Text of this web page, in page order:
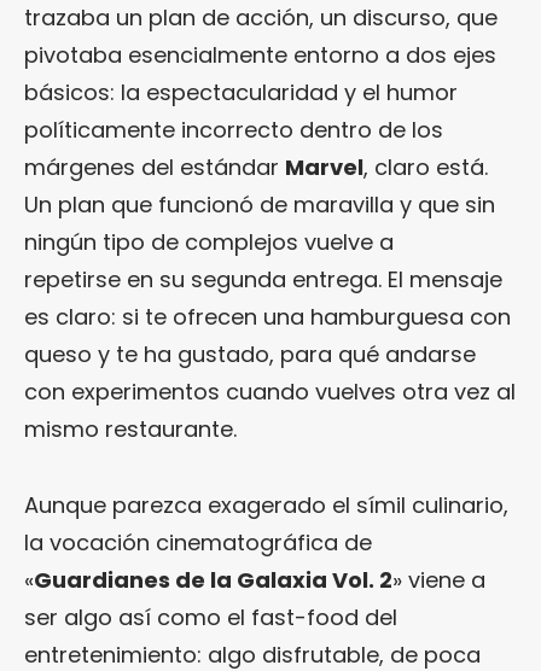
trazaba un plan de acción, un discurso, que
pivotaba esencialmente entorno a dos ejes
básicos: la espectacularidad y el humor
políticamente incorrecto dentro de los
márgenes del estándar Marvel, claro está.
Un plan que funcionó de maravilla y que sin
ningún tipo de complejos vuelve a
repetirse en su segunda entrega. El mensaje
es claro: si te ofrecen una hamburguesa con
queso y te ha gustado, para qué andarse
con experimentos cuando vuelves otra vez al
mismo restaurante.
Aunque parezca exagerado el símil culinario,
la vocación cinematográfica de
«Guardianes de la Galaxia Vol. 2» viene a
ser algo así como el fast-food del
entretenimiento: algo disfrutable, de poca